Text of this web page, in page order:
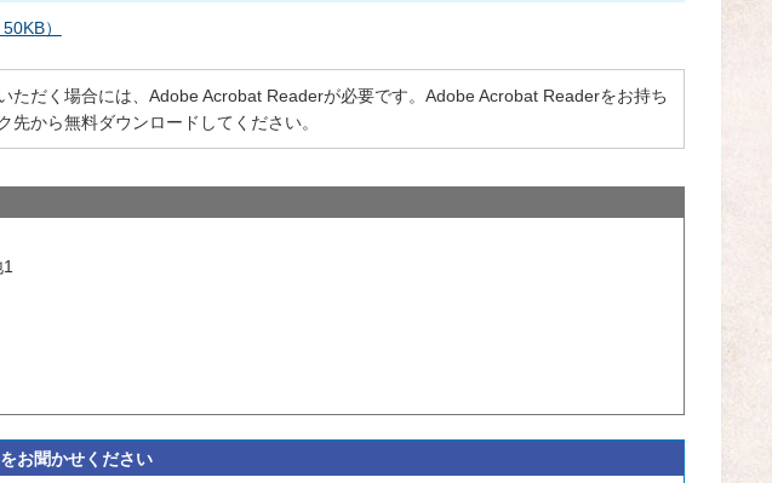
）
ただく場合には、Adobe Acrobat Readerが必要です。Adobe Acrobat Readerをお持ち
先から無料ダウンロードしてください。
お聞かせください